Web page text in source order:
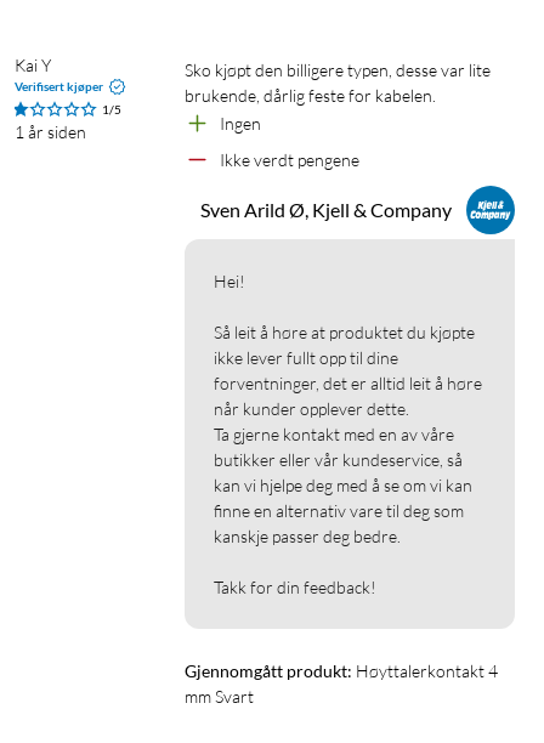
Kai Y
Verifisert kjøper
1/5
1 år siden
Sko kjøpt den billigere typen, desse var lite
brukende, dårlig feste for kabelen.
Ingen
Ikke verdt pengene
Sven Arild Ø, Kjell & Company
Hei!
Så leit å høre at produktet du kjøpte
ikke lever fullt opp til dine
forventninger, det er alltid leit å høre
når kunder opplever dette.
Ta gjerne kontakt med en av våre
butikker eller vår kundeservice, så
kan vi hjelpe deg med å se om vi kan
finne en alternativ vare til deg som
kanskje passer deg bedre.
Takk for din feedback!
Gjennomgått produkt: Høyttalerkontakt 4
mm Svart